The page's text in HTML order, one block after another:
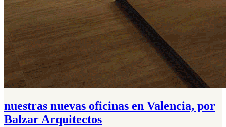
nuestras nuevas oficinas en Valencia, por
Balzar Arquitectos